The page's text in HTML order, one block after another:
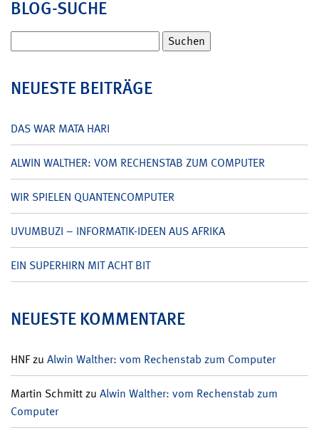
BLOG-SUCHE
nach:
NEUESTE BEITRÄGE
DAS WAR MATA HARI
ALWIN WALTHER: VOM RECHENSTAB ZUM COMPUTER
WIR SPIELEN QUANTENCOMPUTER
UVUMBUZI – INFORMATIK-IDEEN AUS AFRIKA
EIN SUPERHIRN MIT ACHT BIT
NEUESTE KOMMENTARE
HNFzu Alwin Walther: vom Rechenstab zum Computer
Martin Schmittzu Alwin Walther: vom Rechenstab zum
Computer